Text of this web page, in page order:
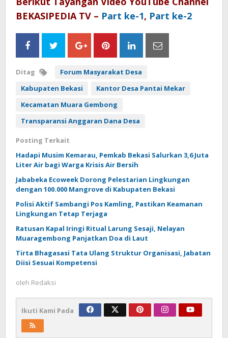
BEKASIPEDIA TV – Part ke-1, Part ke-2
Ditag
Forum Masyarakat Desa
Kabupaten Bekasi
Kantor Desa Pantai Mekar
Kecamatan Muara Gembong
Transparansi Anggaran Dana Desa
Posting Terkait
Hadapi Musim Kemarau, Pemkab Bekasi Salurkan 3,6 Juta
Liter Air bagi Warga Krisis Air Bersih
Jababeka Ecoweek Dorong Pelestarian Lingkungan
dengan 100.000 Mangrove di Kabupaten Bekasi
Polisi Aktif Sambangi Pos Kamling, Pastikan Keamanan
Lingkungan Tetap Terjaga
Ratusan Kapal Iringi Ritual Larung Sesaji, Nelayan
Muaragembong Panjatkan Doa di Laut
Tirta Bhagasasi Tata Ulang Struktur Organisasi, Jabatan
Diisi Sesuai Kompetensi
oleh Redaksi
Ikuti Kami Pada